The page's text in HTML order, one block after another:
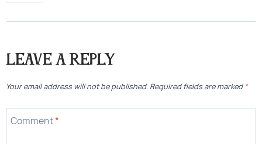
Leave a Reply
Your email address will not be published. Required fields are marked *
Comment*